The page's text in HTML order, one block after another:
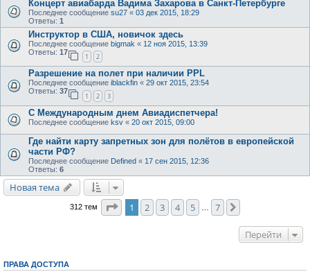
Концерт авиабарда Вадима Захарова в Санкт-Петербурге
Последнее сообщение su27 « 03 дек 2015, 18:29
Ответы: 1
Инструктор в США, новичок здесь
Последнее сообщение bigmak « 12 ноя 2015, 13:39
Ответы: 17
1 2
Разрешение на полет при наличии PPL
Последнее сообщение iblackfin « 29 окт 2015, 23:54
Ответы: 37
1 2 3
С Международным днем Авиадиспетчера!
Последнее сообщение ksv « 20 окт 2015, 09:00
Где найти карту запретных зон для полётов в европейской
части РФ?
Последнее сообщение Defined « 17 сен 2015, 12:36
Ответы: 6
Новая тема
312 тем Страница1 из
1 2 3 4 5 7
Перейти
ПРАВА ДОСТУПА